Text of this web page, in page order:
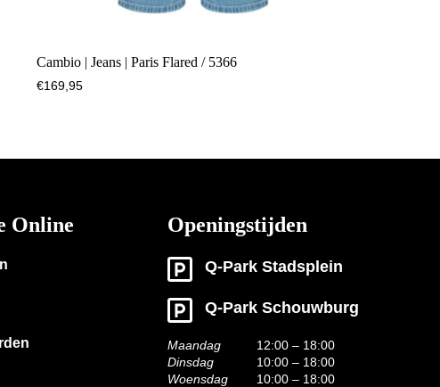
Cambio | Jeans | Paris Flared / 5366
€169,95
Online Openingstijden
Q-Park Stadsplein
Q-Park Schouwburg
Maandag
12:00 – 18:00
Dinsdag
10:00 – 18:00
Woensdag
10:00 – 18:00